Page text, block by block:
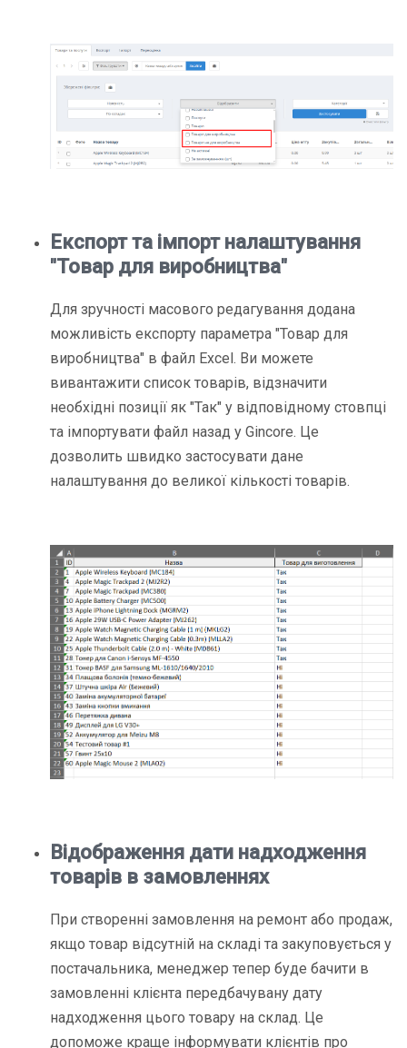
Експорт та імпорт налаштування
"Товар для виробництва"
Для зручності масового редагування додана
можливість експорту параметра "Товар для
виробництва" в файл Excel. Ви можете
вивантажити список товарів, відзначити
необхідні позиції як "Так" у відповідному стовпці
та імпортувати файл назад у Gincore. Це
дозволить швидко застосувати дане
налаштування до великої кількості товарів.
Відображення дати надходження
товарів в замовленнях
При створенні замовлення на ремонт або продаж,
якщо товар відсутній на складі та закуповується у
постачальника, менеджер тепер буде бачити в
замовленні клієнта передбачувану дату
надходження цього товару на склад. Це
допоможе краще інформувати клієнтів про